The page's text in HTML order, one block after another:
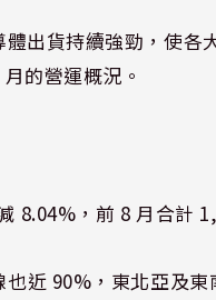
出貨持續強勁，使各
的營運概況。
8.04%，前 8 月合計
也近 90%，東北亞及